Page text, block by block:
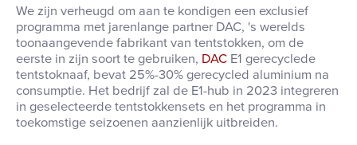
We zijn verheugd om aan te kondigen een exclusief
programma met jarenlange partner DAC, 's werelds
toonaangevende fabrikant van tentstokken, om de
eerste in zijn soort te gebruiken, DAC E1 gerecyclede
tentstoknaaf, bevat 25%-30% gerecycled aluminium na
consumptie. Het bedrijf zal de E1-hub in 2023 integreren
in geselecteerde tentstokkensets en het programma in
toekomstige seizoenen aanzienlijk uitbreiden.